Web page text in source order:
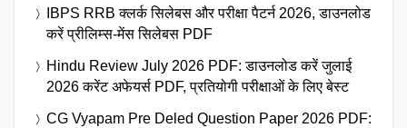
IBPS RRB क्लर्क सिलेबस और परीक्षा पैटर्न 2026, डाउनलोड
करें प्रीलिम्स-मेंस सिलेबस PDF
Hindu Review July 2026 PDF: डाउनलोड करें जुलाई
2026 करेंट अफेयर्स PDF, प्रतियोगी परीक्षाओं के लिए बेस्ट
CG Vyapam Pre Deled Question Paper 2026 PDF: